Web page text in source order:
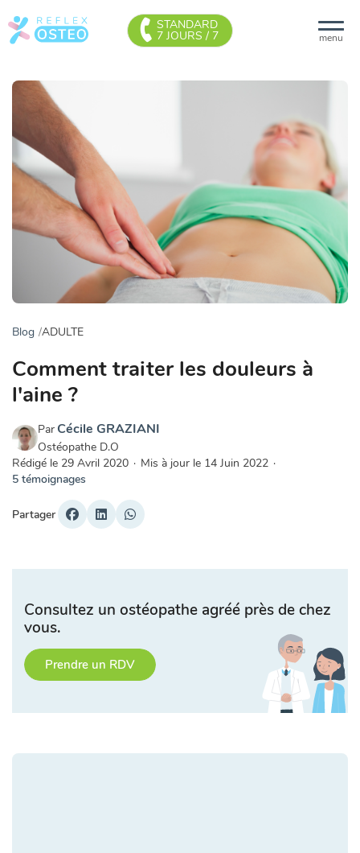
menu
STANDARD
7 JOURS / 7
Blog ADULTE
Comment traiter les douleurs à
l'aine ?
Par Cécile GRAZIANI
Ostéopathe D.O
Rédigé le 29 Avril 2020 · Mis à jour le 14 Juin 2022 ·
5 témoignages
Partager
Consultez un ostéopathe agréé près de chez
vous.
Prendre un RDV